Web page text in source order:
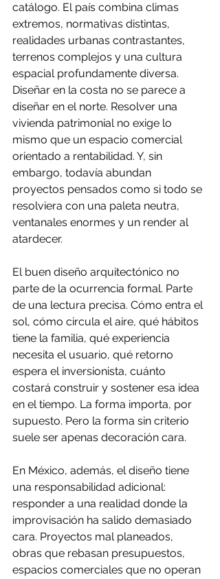
catálogo. El país combina climas
extremos, normativas distintas,
realidades urbanas contrastantes,
terrenos complejos y una cultura
espacial profundamente diversa.
Diseñar en la costa no se parece a
diseñar en el norte. Resolver una
vivienda patrimonial no exige lo
mismo que un espacio comercial
orientado a rentabilidad. Y, sin
embargo, todavía abundan
proyectos pensados como si todo se
resolviera con una paleta neutra,
ventanales enormes y un render al
atardecer.
El buen diseño arquitectónico no
parte de la ocurrencia formal. Parte
de una lectura precisa. Cómo entra el
sol, cómo circula el aire, qué hábitos
tiene la familia, qué experiencia
necesita el usuario, qué retorno
espera el inversionista, cuánto
costará construir y sostener esa idea
en el tiempo. La forma importa, por
supuesto. Pero la forma sin criterio
suele ser apenas decoración cara.
En México, además, el diseño tiene
una responsabilidad adicional:
responder a una realidad donde la
improvisación ha salido demasiado
cara. Proyectos mal planeados,
obras que rebasan presupuestos,
espacios comerciales que no operan